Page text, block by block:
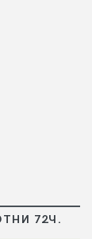
72Ч.